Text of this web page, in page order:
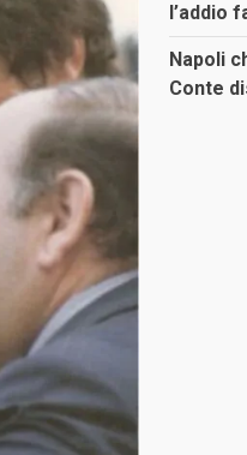
l’addio
Napoli
Conte